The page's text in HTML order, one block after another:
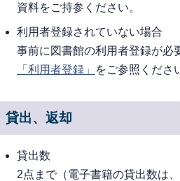
資料をご持参ください。
利用者登録されていない場合
事前に図書館の利用者登録が必
「利用者登録」
をご参照くださ
貸出、返却
貸出数
2点まで（電子書籍の貸出数は